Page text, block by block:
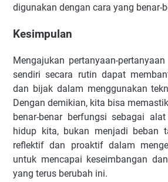
digunakan dengan cara yang benar-
Kesimpulan
Mengajukan pertanyaan-
sendiri secara rutin dapat
dan bijak dalam menggunakan
Dengan demikian, kita bisa
benar-benar berfungsi sebagai
hidup kita, bukan menjadi beban
reflektif dan proaktif dalam
untuk mencapai keseimbangan
yang terus berubah ini.